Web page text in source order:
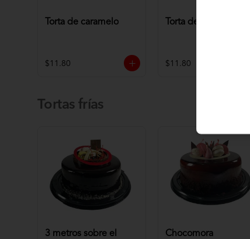
Torta de caramelo
$11.80
Torta de chocolate
$11.80
Tortas frías
3 metros sobre el
Chocomora